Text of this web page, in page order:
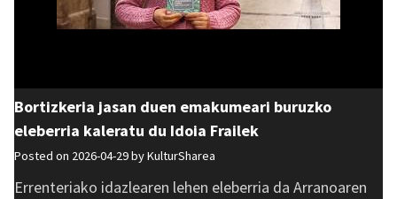
Bortizkeria jasan duen emakumeari buruzko
eleberria kaleratu du Idoia Frailek
Posted on 2026-04-29 byKulturSharea
Errenteriako idazlearen lehen eleberria da Arranoaren